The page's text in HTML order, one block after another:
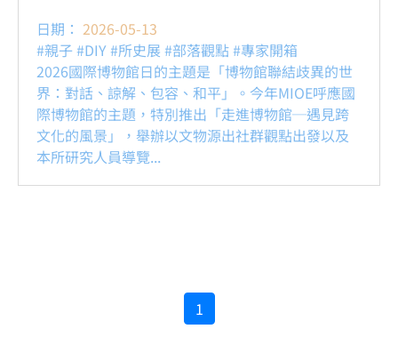
日期： 2026-05-13
#親子 #DIY #所史展 #部落觀點 #專家開箱
2026國際博物館日的主題是「博物館聯結歧異的世
界：對話、諒解、包容、和平」。今年MIOE呼應國
際博物館的主題，特別推出「走進博物館─遇見跨
文化的風景」，舉辦以文物源出社群觀點出發以及
本所研究人員導覽...
1